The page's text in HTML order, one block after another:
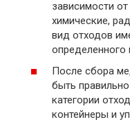
зависимости
химические,
вид отходов
определенного
После сбора
быть
категории
контейнеры и